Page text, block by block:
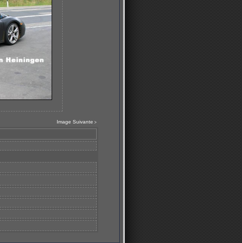
Image Suivante >